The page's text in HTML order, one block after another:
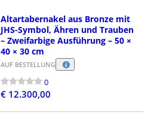
Altartabernakel aus Bronze mit
JHS-Symbol, Ähren und Trauben
– Zweifarbige Ausführung – 50 ×
40 × 30 cm
AUF BESTELLUNG
0
€ 12.300,00